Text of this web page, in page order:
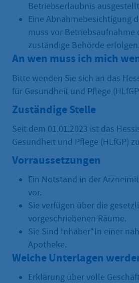
Betriebserlaubnis
Eine Abnahmebesichtigung
muss vor Betriebsaufnahme
zuständige Behörde erfolgen.
An wen muss ich mich
Bitte wenden Sie sich an das
für Gesundheit und Pflege
Zuständige Stelle
Seit dem 01.01.2023 ist das
Gesundheit und Pflege (HLfGP)
Vorraussetzungen
Ein Notstand in der
vor.
Sie verfügen über die
vorgeschriebenen Räume.
Sie Sind Inhaber*In einer
Apotheke.
Welche Unterlagen
Erklärung über volle